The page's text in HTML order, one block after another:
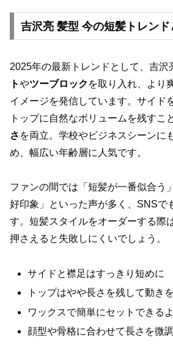
吉沢亮 髪型 今の短髪トレン
2025年の最新トレンドとして、吉沢
トやツーブロック を取り入れ、より
イメージを発信しています。サイド
トップに自然なボリュームを残すこ
さ を両立。学校やビジネスシーンに
め、幅広い年齢層に人気です。
ファンの間では「短髪が一番似合う
好印象」といった声が多く、SNSで
す。短髪スタイルをオーダーする際
押さえると失敗しにくいでしょう。
サイドと襟足はすっきり短めに
トップはやや長さを残して動き
ワックスで簡単にセットできる
顔型や骨格に合わせて長さを微